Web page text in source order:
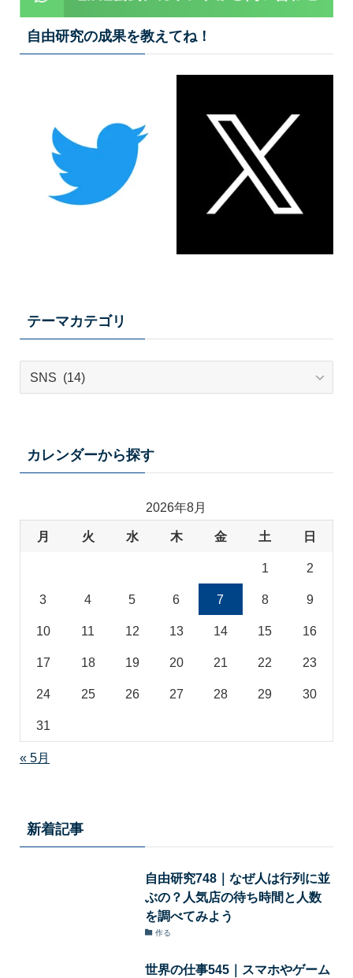
自由研究の成果を教えてね！
テーマカテゴリ
カレンダーから探す
2026年8月
月 火 水 木 金 土 日
1 2
3 4 5 6 7 8 9
10 11 12 13 14 15 16
17 18 19 20 21 22 23
24 25 26 27 28 29 30
31
« 5月
新着記事
自由研究748｜なぜ人は行列に並
ぶの？人気店の待ち時間と人数
を調べてみよう
作る
世界の仕事545｜スマホやゲーム